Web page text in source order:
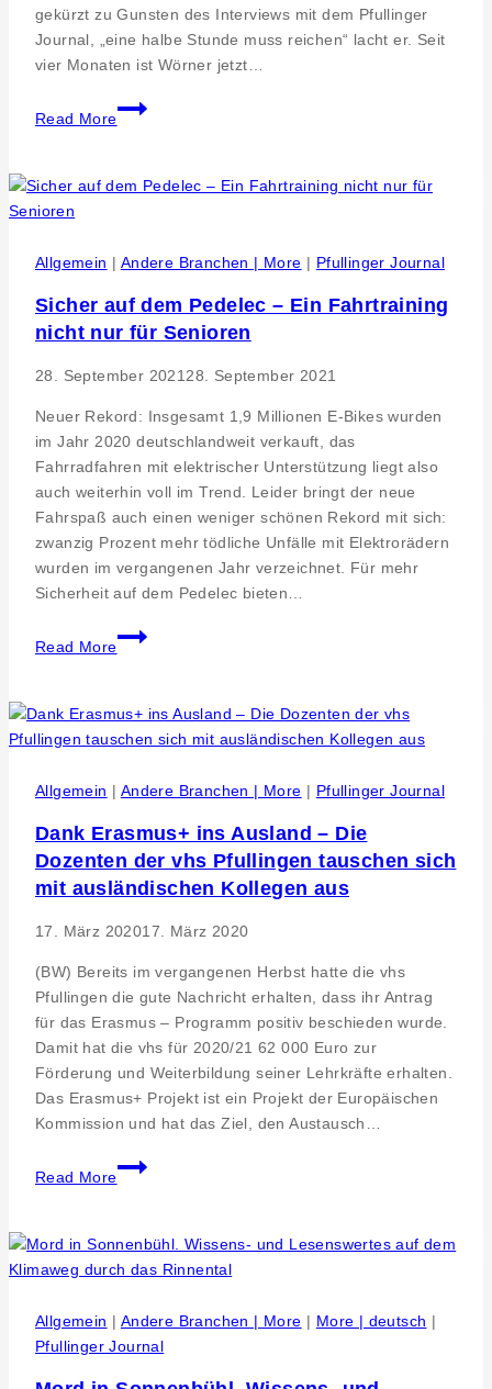
gekürzt zu Gunsten des Interviews mit dem Pfullinger
Journal, „eine halbe Stunde muss reichen“ lacht er. Seit
vier Monaten ist Wörner jetzt…
Read More
Bürgermeister
Stefan
fühlt
in
Allgemein | Andere Branchen | More | Pfullinger Journal
Sicher auf dem Pedelec – Ein Fahrtraining
nicht nur für Senioren
28. September 2021 28. September 2021
Neuer Rekord: Insgesamt 1,9 Millionen E-Bikes wurden
im Jahr 2020 deutschlandweit verkauft, das
Fahrradfahren mit elektrischer Unterstützung liegt also
auch weiterhin voll im Trend. Leider bringt der neue
Fahrspaß auch einen weniger schönen Rekord mit sich:
zwanzig Prozent mehr tödliche Unfälle mit Elektrorädern
wurden im vergangenen Jahr verzeichnet. Für mehr
Sicherheit auf dem Pedelec bieten…
Read More
Sicher
auf
Pedelec
–
Fahrtraining
nur
für
Senioren
Allgemein | Andere Branchen | More | Pfullinger Journal
Dank Erasmus+ ins Ausland – Die
Dozenten der vhs Pfullingen tauschen sich
mit ausländischen Kollegen aus
17. März 202017. März 2020
(BW) Bereits im vergangenen Herbst hatte die vhs
Pfullingen die gute Nachricht erhalten, dass ihr Antrag
für das Erasmus – Programm positiv beschieden wurde.
Damit hat die vhs für 2020/21 62 000 Euro zur
Förderung und Weiterbildung seiner Lehrkräfte erhalten.
Das Erasmus+ Projekt ist ein Projekt der Europäischen
Kommission und hat das Ziel, den Austausch…
Read More
Dank
Erasmus+
Ausland
–
Dozenten
Allgemein | Andere Branchen | More | More | deutsch |
Pfullinger Journal